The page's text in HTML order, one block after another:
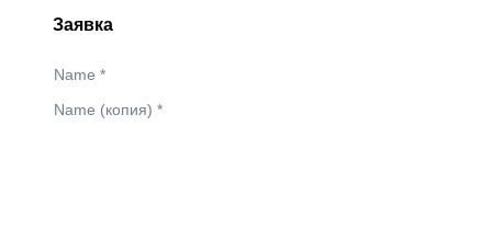
Заявка
Name *
Name (копия) *